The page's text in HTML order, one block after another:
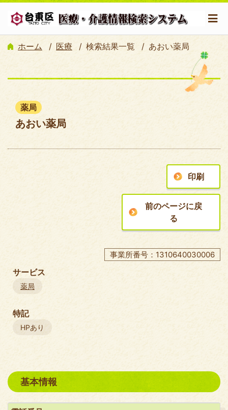
ホーム 医療 検索結果一覧 あおい薬局
薬局
あおい薬局
印刷
前のページに戻
る
事業所番号：1310640030006
サービス
薬局
特記
HPあり
基本情報